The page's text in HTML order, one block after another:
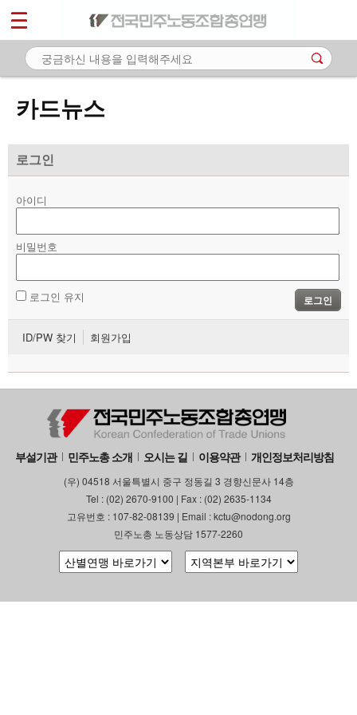
카드뉴스
로그인
아이디
비밀번호
로그인 유지 로그인
ID/PW 찾기 회원가입
부설기관 민주노총 소개 오시는 길 이용약관 개인정보처리방침
(우) 04518 서울특별시 중구 정동길 3 경향신문사 14층
Tel : (02) 2670-9100 | Fax : (02) 2635-1134
고유번호 : 107-82-08139 | Email : kctu@nodong.org
민주노총 노동상담 1577-2260
마이페이지
소개
노동상담
자료
- 미디어자료
- 카드뉴스
부설기관